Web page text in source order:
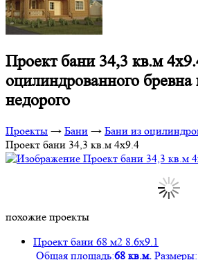
Проект бани 34,3 кв.м
оцилиндрованного
недорого
Проекты → Бани → Бани из
Проект бани 34,3 кв.м 4х9.4
похожие проекты
Проект бани 68 м2 8.6х9.1
Общая площадь:68 кв.м. Размеры: